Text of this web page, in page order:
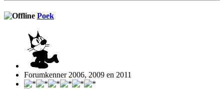
Poek
Forumkenner 2006, 2009 en 2011